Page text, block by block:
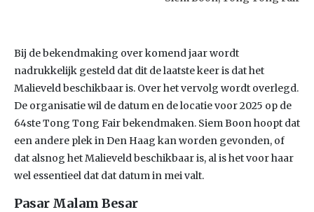
Bij de bekendmaking over komend jaar wordt
nadrukkelijk gesteld dat dit de laatste keer is dat het
Malieveld beschikbaar is. Over het vervolg wordt overlegd.
De organisatie wil de datum en de locatie voor 2025 op de
64ste Tong Tong Fair bekendmaken. Siem Boon hoopt dat
een andere plek in Den Haag kan worden gevonden, of
dat alsnog het Malieveld beschikbaar is, al is het voor haar
wel essentieel dat dat datum in mei valt.
Pasar Malam Besar